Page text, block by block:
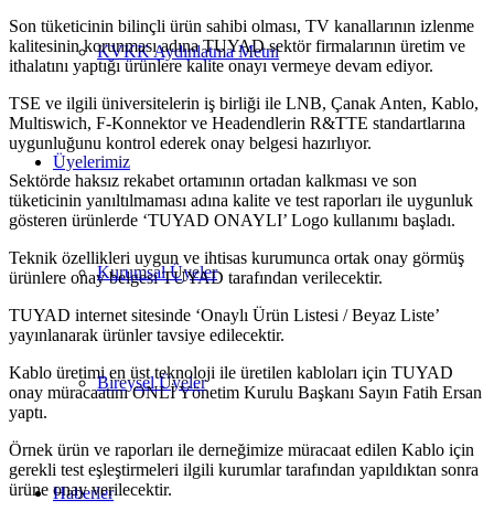
KVKK Aydınlatma Metni
Üyelerimiz
Kurumsal Üyeler
Bireysel Üyeler
Haberler
Son tüketicinin bilinçli ürün sahibi olması, TV kanallarının izlenme
kalitesinin korunması adına TUYAD sektör firmalarının üretim ve
ithalatını yaptığı ürünlere kalite onayı vermeye devam ediyor.
TSE ve ilgili üniversitelerin iş birliği ile LNB, Çanak Anten, Kablo,
Multiswich, F-Konnektor ve Headendlerin R&TTE standartlarına
uygunluğunu kontrol ederek onay belgesi hazırlıyor.
Sektörde haksız rekabet ortamının ortadan kalkması ve son
tüketicinin yanıltılmaması adına kalite ve test raporları ile uygunluk
gösteren ürünlerde ‘TUYAD ONAYLI’ Logo kullanımı başladı.
Teknik özellikleri uygun ve ihtisas kurumunca ortak onay görmüş
ürünlere onay belgesi TUYAD tarafından verilecektir.
TUYAD internet sitesinde ‘Onaylı Ürün Listesi / Beyaz Liste’
yayınlanarak ürünler tavsiye edilecektir.
Kablo üretimi en üst teknoloji ile üretilen kabloları için TUYAD
onay müracaatını ONLİ Yönetim Kurulu Başkanı Sayın Fatih Ersan
yaptı.
Örnek ürün ve raporları ile derneğimize müracaat edilen Kablo için
gerekli test eşleştirmeleri ilgili kurumlar tarafından yapıldıktan sonra
ürüne onay verilecektir.